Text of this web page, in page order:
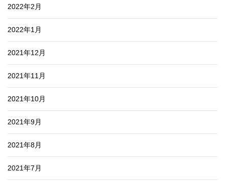
2022年2月
2022年1月
2021年12月
2021年11月
2021年10月
2021年9月
2021年8月
2021年7月